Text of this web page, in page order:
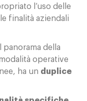
l’uso delle
finalità aziendali
panorama della
operative
ha un duplice